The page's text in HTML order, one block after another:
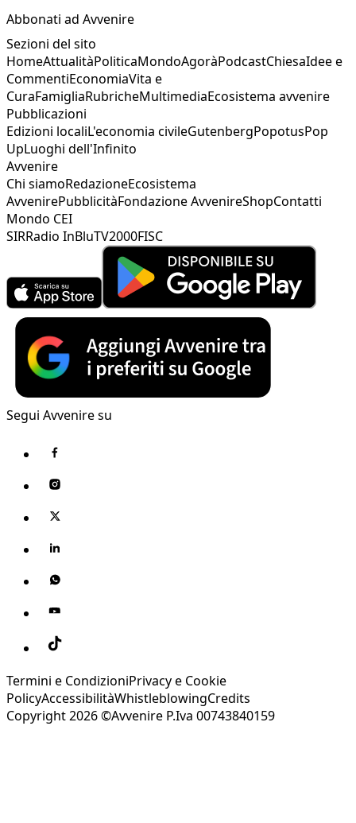
Abbonati ad Avvenire
Sezioni del sito
HomeAttualitàPoliticaMondoAgoràPodcastChiesaIdee e
CommentiEconomiaVita e
CuraFamigliaRubricheMultimediaEcosistema avvenire
Pubblicazioni
Edizioni localiL'economia civileGutenbergPopotusPop
UpLuoghi dell'Infinito
Avvenire
Chi siamoRedazioneEcosistema
AvvenirePubblicitàFondazione AvvenireShopContatti
Mondo CEI
SIRRadio InBluTV2000FISC
Segui Avvenire su
Termini e CondizioniPrivacy e Cookie
PolicyAccessibilitàWhistleblowingCredits
Copyright 2026 ©Avvenire P.Iva 00743840159